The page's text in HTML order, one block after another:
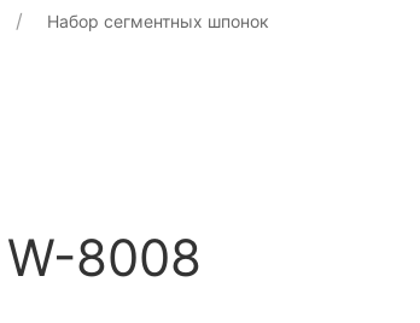
Набор сегментных шпонок
8008